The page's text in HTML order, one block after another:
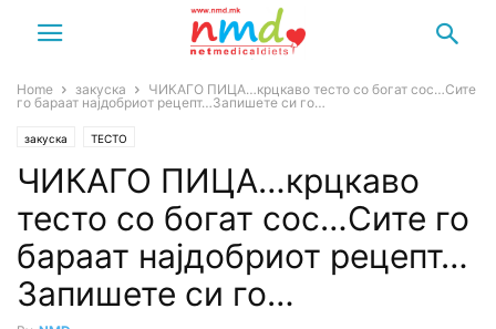
Home закуска
ЧИКАГО ПИЦА…крцкаво тесто со богат сос…Сите
го бараат најдобриот рецепт…Запишете си го…
закуска ТЕСТО
ЧИКАГО ПИЦА…крцкаво
тесто со богат сос…Сите го
бараат најдобриот рецепт…
Запишете си го…